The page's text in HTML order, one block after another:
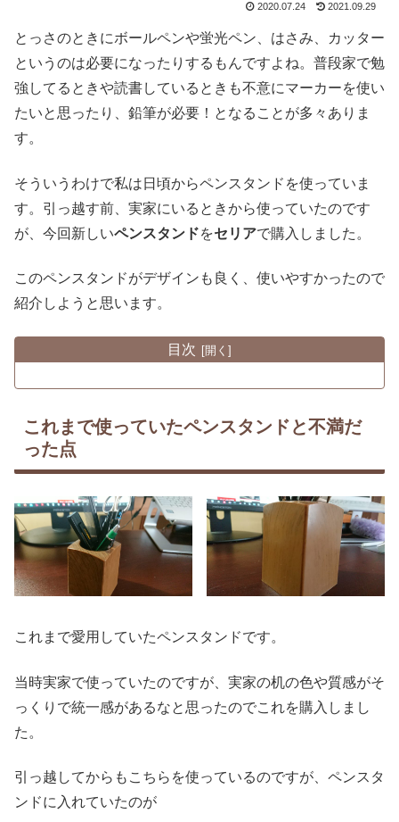
2020.07.24 2021.09.29
とっさのときにボールペンや蛍光ペン、はさみ、カッター
というのは必要になったりするもんですよね。普段家で勉
強してるときや読書しているときも不意にマーカーを使い
たいと思ったり、鉛筆が必要！となることが多々ありま
す。
そういうわけで私は日頃からペンスタンドを使っていま
す。引っ越す前、実家にいるときから使っていたのです
が、今回新しいペンスタンドをセリアで購入しました。
このペンスタンドがデザインも良く、使いやすかったので
紹介しようと思います。
目次
これまで使っていたペンスタンドと不満だ
った点
これまで愛用していたペンスタンドです。
当時実家で使っていたのですが、実家の机の色や質感がそ
っくりで統一感があるなと思ったのでこれを購入しまし
た。
引っ越してからもこちらを使っているのですが、ペンスタ
ンドに入れていたのが